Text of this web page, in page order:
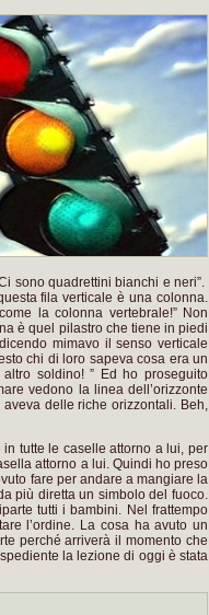
sono quadrettini bianchi e neri”.
fila verticale è una colonna.
la colonna vertebrale!” Non
è quel pilastro che tiene in piedi
mimavo il senso verticale
chi di loro sapeva cosa era un
soldino! ” Ed ho proseguito
vedono la linea dell’orizzonte
delle riche orizzontali. Beh,
tutte le caselle attorno a lui, per
attorno a lui. Quindi ho preso
fare per andare a mangiare la
più diretta un simbolo del fuoco.
tutti i bambini. Nel frattempo
l’ordine. La cosa ha avuto un
perché arriverà il momento che
la lezione di oggi è stata